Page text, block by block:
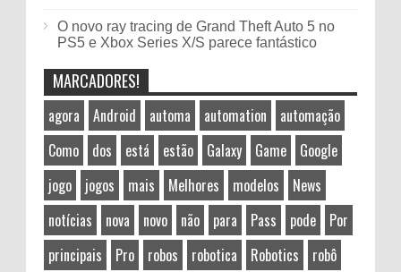
O novo ray tracing de Grand Theft Auto 5 no
PS5 e Xbox Series X/S parece fantástico
MARCADORES!
agora Android automa automation
automação
Como
dos está estão Galaxy Game
Google
jogo
jogos mais Melhores modelos
News
notícias
nova novo não para Pass pode
Por
principais
Pro robos robotica Robotics
robô